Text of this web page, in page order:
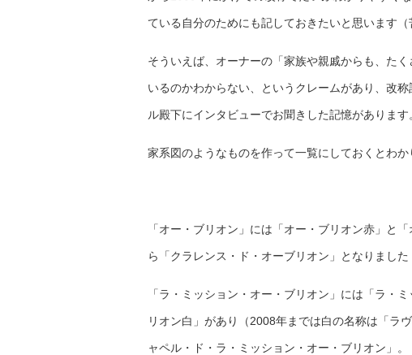
ている自分のためにも記しておきたいと思います（
そういえば、オーナーの「家族や親戚からも、た
いるのかわからない、というクレームがあり、改
ル殿下にインタビューでお聞きした記憶があります
家系図のようなものを作って一覧にしておくとわか
「オー・ブリオン」には「オー・ブリオン赤」と
ら「クラレンス・ド・オーブリオン」となりまし
「ラ・ミッション・オー・ブリオン」には「ラ・
リオン白」があり（2008年までは白の名称は「ラ
ャペル・ド・ラ・ミッション・オー・ブリオン」。